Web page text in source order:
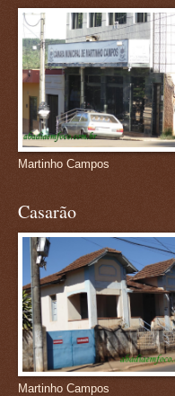
Martinho Campos
Casarão
Martinho Campos